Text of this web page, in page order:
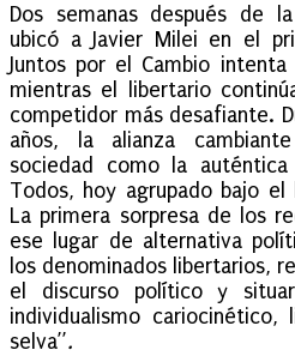
Dos semanas después de
ubicó a Javier Milei en el
Juntos por el Cambio
mientras el libertario
competidor más desafiante.
años, la alianza
sociedad como la
Todos, hoy agrupado bajo el
La primera sorpresa de los
ese lugar de alternativa
los denominados libertarios,
el discurso político y
individualismo
selva”.